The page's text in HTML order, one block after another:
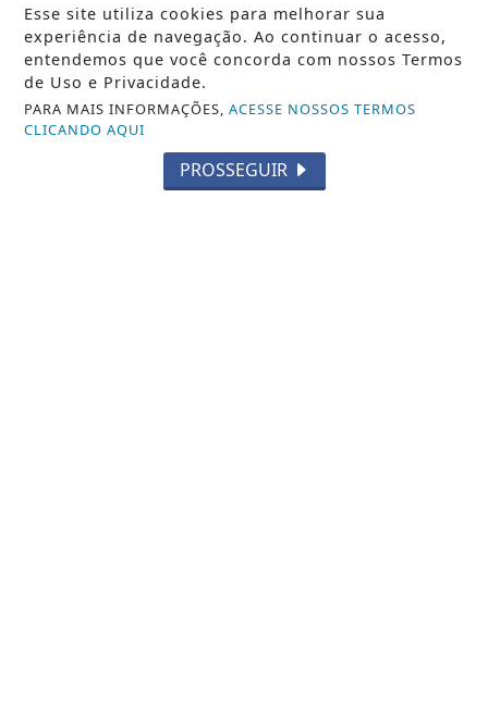
Falar sobre saúde mental nunca foi tão
importante
Esse site utiliza cookies para melhorar sua
experiência de navegação. Ao continuar o acesso,
entendemos que você concorda com nossos Termos
de Uso e Privacidade.
PARA MAIS INFORMAÇÕES,ACESSE NOSSOS TERMOS
CLICANDO AQUI
PROSSEGUIR